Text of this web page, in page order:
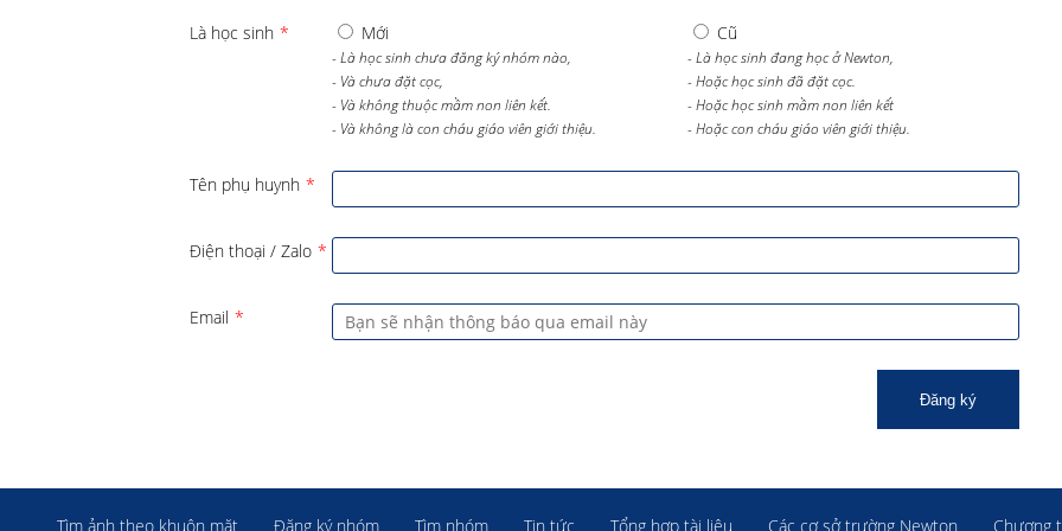
Là học sinh * Mới
- Là học sinh chưa đăng ký nhóm nào,
- Và chưa đặt cọc,
- Và không thuộc mầm non liên kết.
- Và không là con cháu giáo viên giới thiệu.
Cũ
- Là học sinh đang học ở Newton,
- Hoặc học sinh đã đặt cọc.
- Hoặc học sinh mầm non liên kết
- Hoặc con cháu giáo viên giới thiệu.
Tên phụ huynh *
Điện thoại / Zalo *
Email *
Đăng ký
Tìm ảnh theo khuôn mặt Đăng ký nhóm Tìm nhóm Tin tức Tổng hợp tài liệu Các cơ sở trường Newton Chương